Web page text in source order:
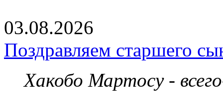
03.08.2026
Поздравляем старшего
Хакобо Мартосу -